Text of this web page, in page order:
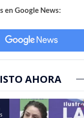
en Google News:
AHORA